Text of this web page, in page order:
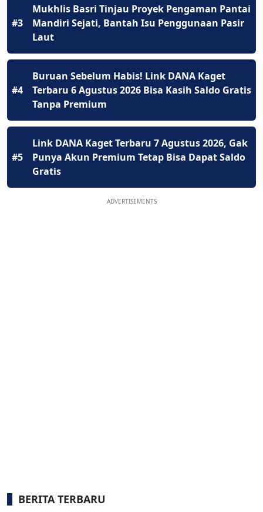
#3
Mukhlis Basri Tinjau Proyek Pengaman Pantai
Mandiri Sejati, Bantah Isu Penggunaan Pasir
Laut
#4
Buruan Sebelum Habis! Link DANA Kaget
Terbaru 6 Agustus 2026 Bisa Kasih Saldo Gratis
Tanpa Premium
#5
Link DANA Kaget Terbaru 7 Agustus 2026, Gak
Punya Akun Premium Tetap Bisa Dapat Saldo
Gratis
ADVERTISEMENTS
BERITA TERBARU